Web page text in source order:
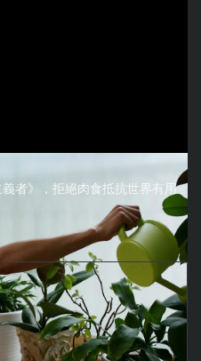
者》，拒絕肉食抵抗世界有用